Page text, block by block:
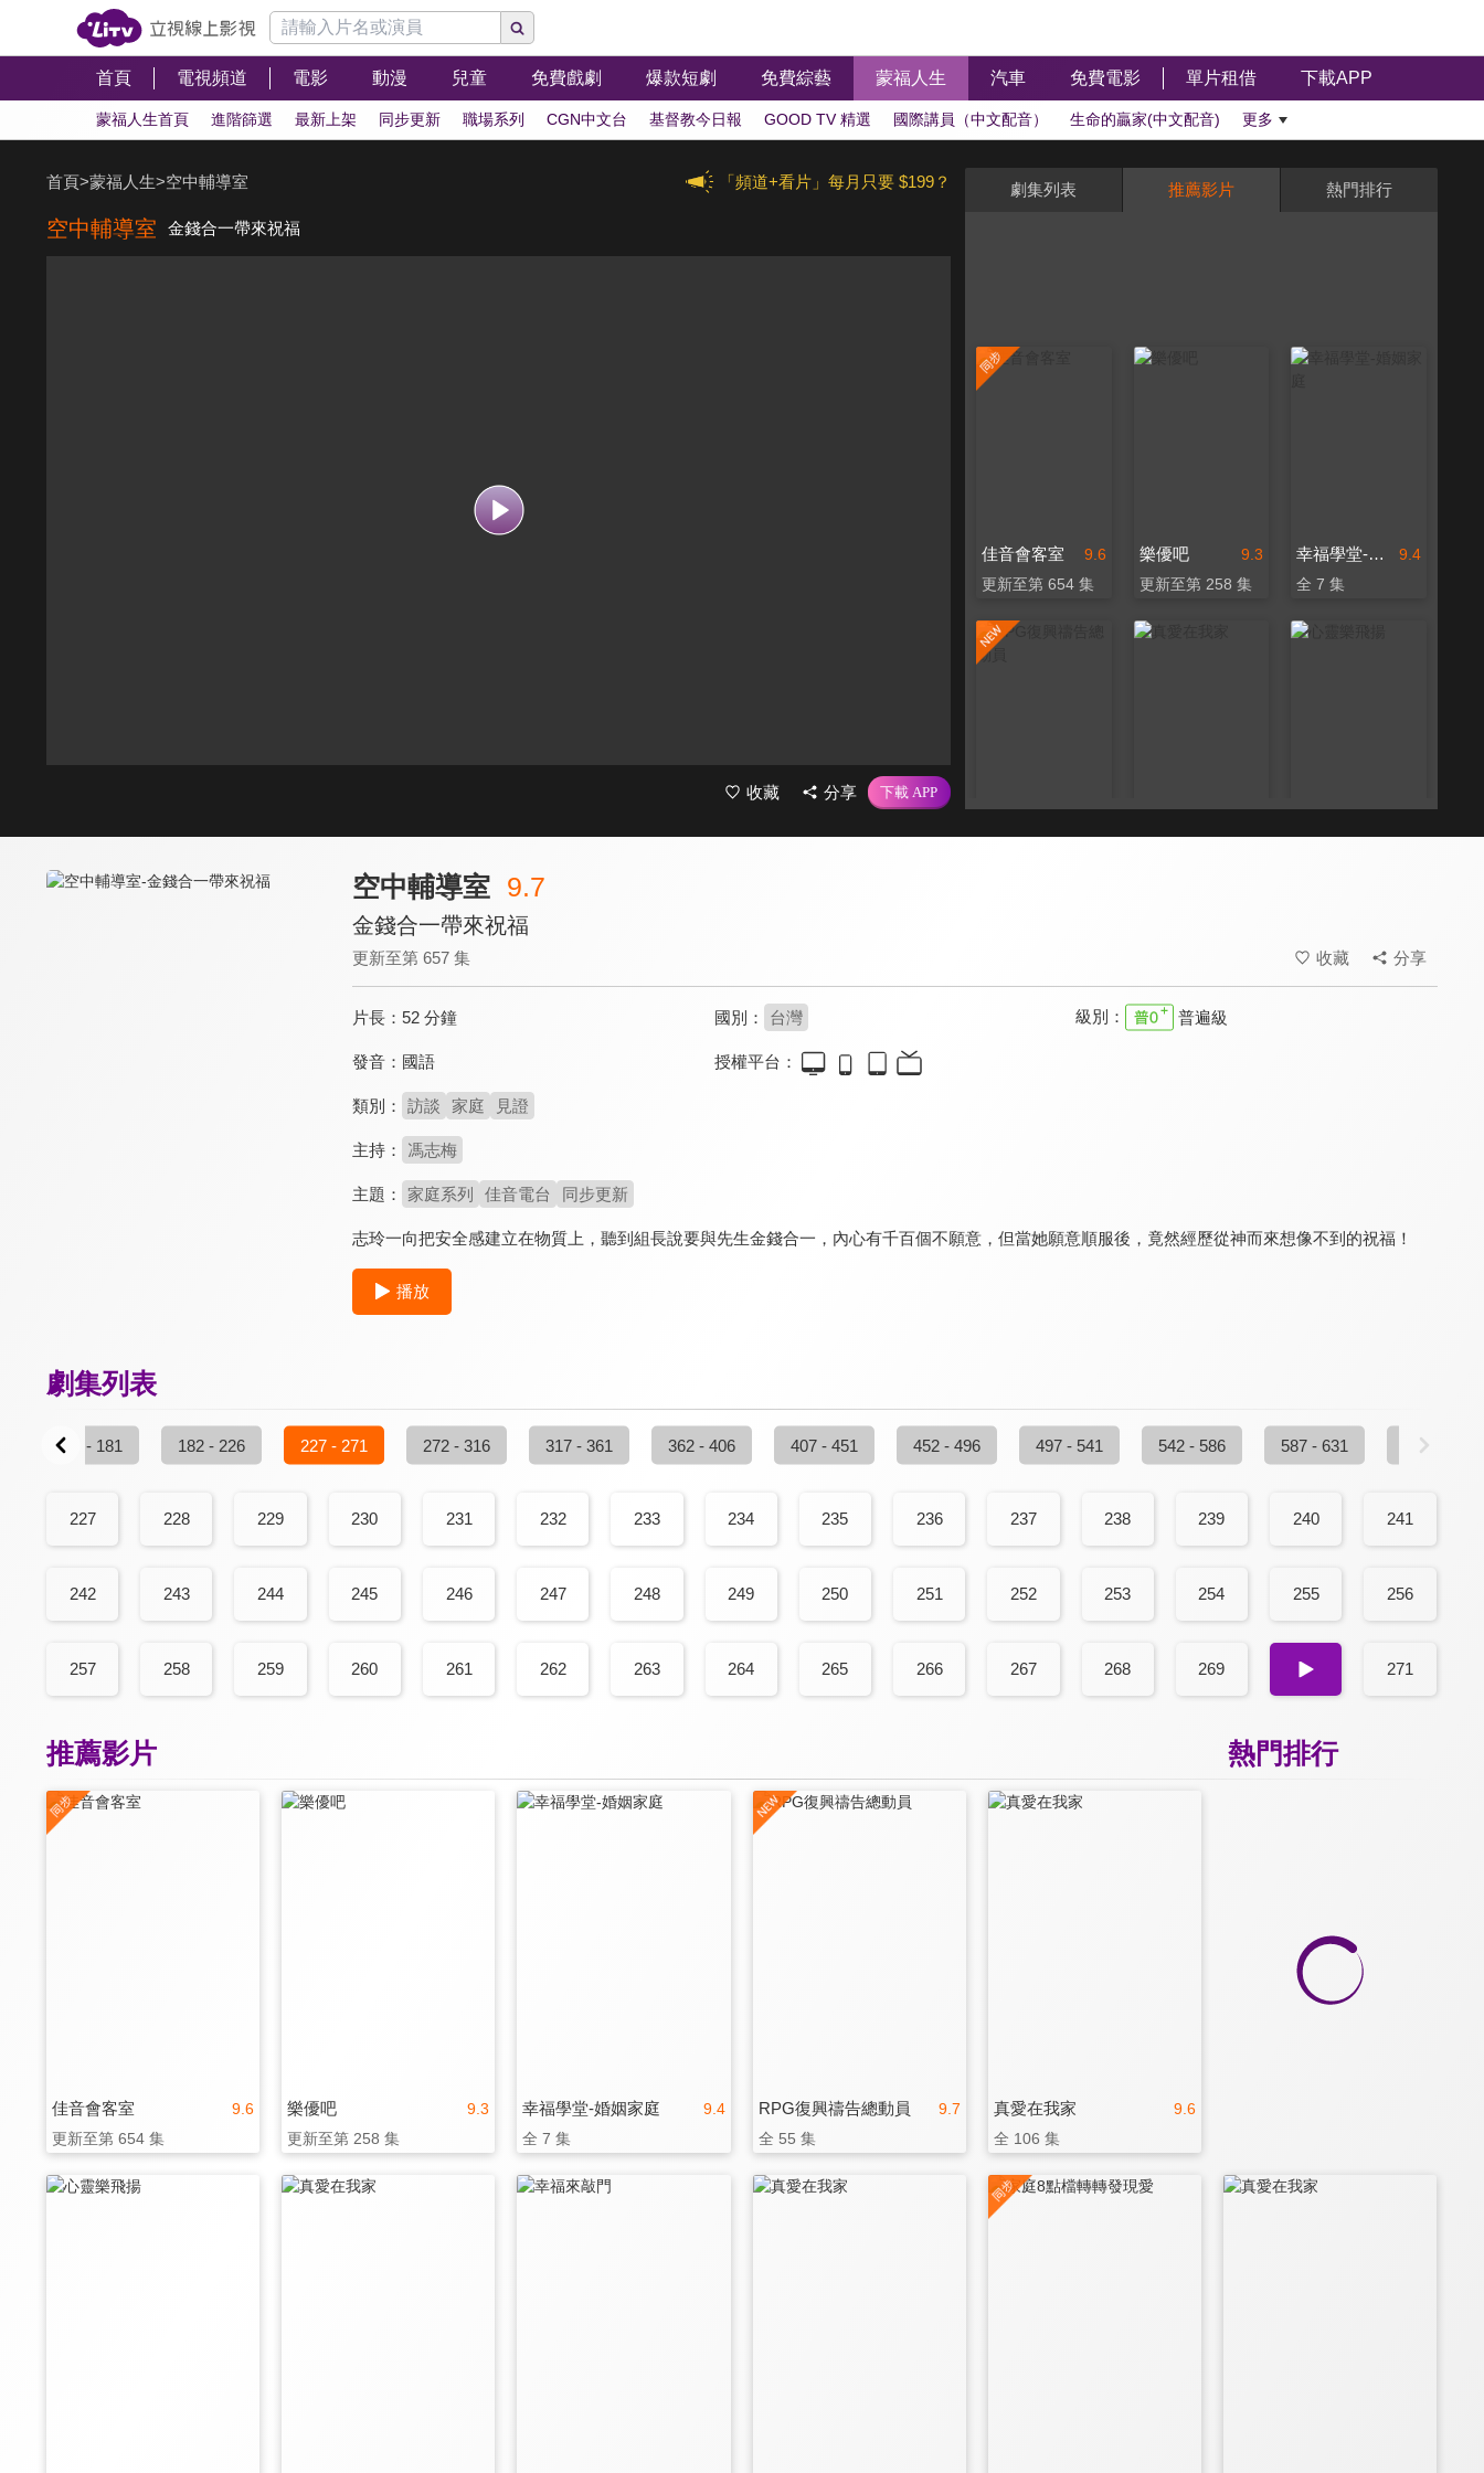
首頁 電視頻道 電影 動漫 兒童 免費戲劇 爆款短劇 免費綜藝 蒙福人生 汽車 免費電影 單片租借 下載APP
蒙福人生首頁 進階篩選 最新上架 同步更新 職場系列 CGN中文台 基督教今日報 GOOD TV 精選 國際講員（中文配音） 生命的贏家(中文配音) 更多
「頻道+看片」每月只要 $199？
首頁>蒙福人生>空中輔導室
空中輔導室 金錢合一帶來祝福
收藏 分享
劇集列表 推薦影片 熱門排行
9.6
佳音會客室
更新至第 654 集
9.3
樂優吧
更新至第 258 集
9.4
幸福學堂-婚姻家庭
全 7 集
更新至第 720 集
空中輔導室 9.7
金錢合一帶來祝福
更新至第 657 集 收藏 分享
片長： 52 分鐘 國別： 台灣 級別： 普遍級
發音： 國語 授權平台：
類別： 訪談 家庭 見證
主持： 馮志梅
主題： 家庭系列 佳音電台 同步更新
志玲一向把安全感建立在物質上，聽到組長說要與先生金錢合一，內心有千百個不願意，但當她願意順服後，竟然經歷從神而來想像不到的祝福！
播放
劇集列表
137 - 181 182 - 226 227 - 271 272 - 316 317 - 361 362 - 406 407 - 451 452 - 496 497 - 541 542 - 586 587 - 631 632 - 657
227 228 229 230 231 232 233 234 235 236 237 238 239 240 241
242 243 244 245 246 247 248 249 250 251 252 253 254 255 256
257 258 259 260 261 262 263 264 265 266 267 268 269 270 271
熱門排行
推薦影片
9.6
佳音會客室
更新至第 654 集
9.3
樂優吧
更新至第 258 集
9.4
幸福學堂-婚姻家庭
全 7 集
9.7
RPG復興禱告總動員
全 55 集
9.6
真愛在我家
全 106 集